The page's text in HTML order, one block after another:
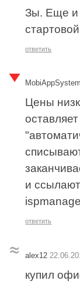
Зы. Еще и
ответить
Цены
и
ответить
alex12
купил